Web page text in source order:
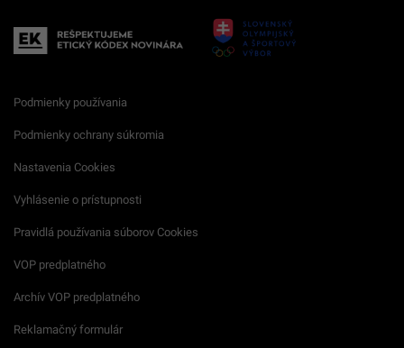
Podmienky používania
Podmienky ochrany súkromia
Nastavenia Cookies
Vyhlásenie o prístupnosti
Pravidlá používania súborov Cookies
VOP predplatného
Archív VOP predplatného
Reklamačný formulár